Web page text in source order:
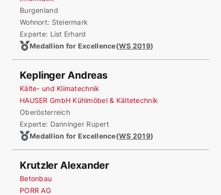
Burgenland
Wohnort: Steiermark
Experte: List Erhard
Medallion for Excellence(WS 2019)
Keplinger Andreas
Kälte- und Klimatechnik
HAUSER GmbH Kühlmöbel & Kältetechnik
Oberösterreich
Experte: Danninger Rupert
Medallion for Excellence(WS 2019)
Krutzler Alexander
Betonbau
PORR AG